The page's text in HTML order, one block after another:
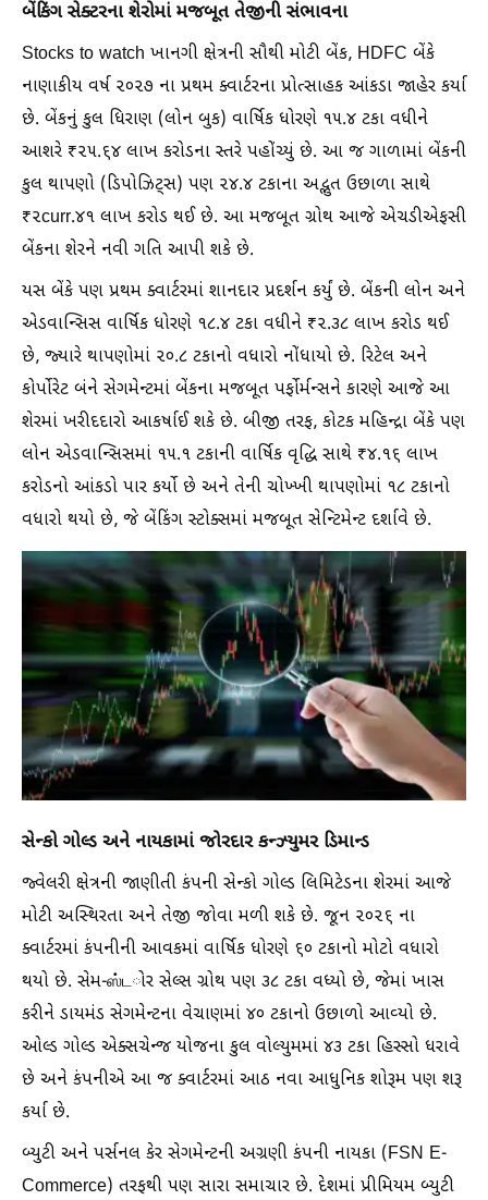
બેંકિંગ સેક્ટરના શેરોમાં મજબૂત તેજીની સંભાવના
Stocks to watch ખાનગી ક્ષેત્રની સૌથી મોટી બેંક, HDFC બેંકે
નાણાકીય વર્ષ ૨૦૨૭ ના પ્રથમ ક્વાર્ટરના પ્રોત્સાહક આંકડા જાહેર કર્યા
છે. બેંકનું કુલ ધિરાણ (લોન બુક) વાર્ષિક ધોરણે ૧૫.૪ ટકા વધીને
આશરે ₹૨૫.૬૪ લાખ કરોડના સ્તરે પહોંચ્યું છે. આ જ ગાળામાં બેંકની
કુલ થાપણો (ડિપોઝિટ્સ) પણ ૨૪.૪ ટકાના અદ્ભુત ઉછાળા સાથે
₹૨curr.૪૧ લાખ કરોડ થઈ છે. આ મજબૂત ગ્રોથ આજે એચડીએફસી
બેંકના શેરને નવી ગતિ આપી શકે છે.
યસ બેંકે પણ પ્રથમ ક્વાર્ટરમાં શાનદાર પ્રદર્શન કર્યું છે. બેંકની લોન અને
એડવાન્સિસ વાર્ષિક ધોરણે ૧૮.૪ ટકા વધીને ₹૨.૩૮ લાખ કરોડ થઈ
છે, જ્યારે થાપણોમાં ૨૦.૮ ટકાનો વધારો નોંધાયો છે. રિટેલ અને
કોર્પોરેટ બંને સેગમેન્ટમાં બેંકના મજબૂત પર્ફોર્મન્સને કારણે આજે આ
શેરમાં ખરીદદારો આકર્ષાઈ શકે છે. બીજી તરફ, કોટક મહિન્દ્રા બેંકે પણ
લોન એડવાન્સિસમાં ૧૫.૧ ટકાની વાર્ષિક વૃદ્ધિ સાથે ₹૪.૧૬ લાખ
કરોડનો આંકડો પાર કર્યો છે અને તેની ચોખ્ખી થાપણોમાં ૧૮ ટકાનો
વધારો થયો છે, જે બેંકિંગ સ્ટોક્સમાં મજબૂત સેન્ટિમેન્ટ દર્શાવે છે.
સેન્કો ગોલ્ડ અને નાયકામાં જોરદાર કન્ઝ્યુમર ડિમાન્ડ
જ્વેલરી ક્ષેત્રની જાણીતી કંપની સેન્કો ગોલ્ડ લિમિટેડના શેરમાં આજે
મોટી અસ્થિરતા અને તેજી જોવા મળી શકે છે. જૂન ૨૦૨૬ ના
ક્વાર્ટરમાં કંપનીની આવકમાં વાર્ષિક ધોરણે ૬૦ ટકાનો મોટો વધારો
થયો છે. સેમ-ஸ்டોર સેલ્સ ગ્રોથ પણ ૩૮ ટકા વધ્યો છે, જેમાં ખાસ
કરીને ડાયમંડ સેગમેન્ટના વેચાણમાં ૪૦ ટકાનો ઉછાળો આવ્યો છે.
ઓલ્ડ ગોલ્ડ એક્સચેન્જ યોજના કુલ વોલ્યુમમાં ૪૩ ટકા હિસ્સો ધરાવે
છે અને કંપનીએ આ જ ક્વાર્ટરમાં આઠ નવા આધુનિક શોરૂમ પણ શરૂ
કર્યા છે.
બ્યુટી અને પર્સનલ કેર સેગમેન્ટની અગ્રણી કંપની નાયકા (FSN E-
Commerce) તરફથી પણ સારા સમાચાર છે. દેશમાં પ્રીમિયમ બ્યુટી